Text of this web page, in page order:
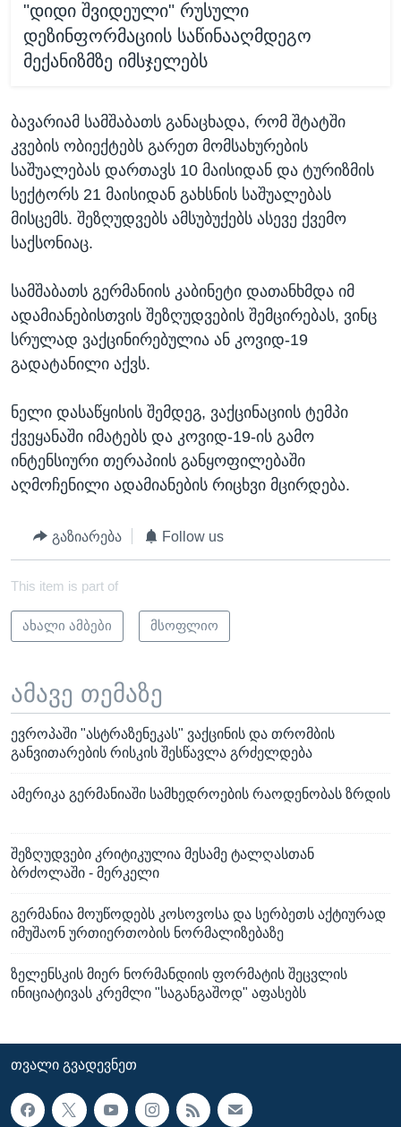
"დიდი შვიდეული" რუსული
დეზინფორმაციის საწინააღმდეგო
მექანიზმზე იმსჯელებს
ბავარიამ სამშაბათს განაცხადა, რომ შტატში
კვების ობიექტებს გარეთ მომსახურების
საშუალებას დართავს 10 მაისიდან და ტურიზმის
სექტორს 21 მაისიდან გახსნის საშუალებას
მისცემს. შეზღუდვებს ამსუბუქებს ასევე ქვემო
საქსონიაც.
სამშაბათს გერმანიის კაბინეტი დათანხმდა იმ
ადამიანებისთვის შეზღუდვების შემცირებას, ვინც
სრულად ვაქცინირებულია ან კოვიდ-19
გადატანილი აქვს.
ნელი დასაწყისის შემდეგ, ვაქცინაციის ტემპი
ქვეყანაში იმატებს და კოვიდ-19-ის გამო
ინტენსიური თერაპიის განყოფილებაში
აღმოჩენილი ადამიანების რიცხვი მცირდება.
გაზიარება Follow us
This item is part of
ახალი ამბები მსოფლიო
ამავე თემაზე
ევროპაში "ასტრაზენეკას" ვაქცინის და თრომბის
განვითარების რისკის შესწავლა გრძელდება
ამერიკა გერმანიაში სამხედროების რაოდენობას ზრდის
შეზღუდვები კრიტიკულია მესამე ტალღასთან
ბრძოლაში - მერკელი
გერმანია მოუწოდებს კოსოვოსა და სერბეთს აქტიურად
იმუშაონ ურთიერთობის ნორმალიზებაზე
ზელენსკის მიერ ნორმანდიის ფორმატის შეცვლის
ინიციატივას კრემლი "საგანგაშოდ" აფასებს
ᲗᲕᲐᲚᲘ ᲒᲕᲐᲓᲔᲕᲜᲔᲗ